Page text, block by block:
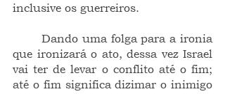
inclusive os guerreiros.
que ironizará o ato, dessa vez Israel
vai ter de levar o conflito até o fim;
até o fim significa dizimar o inimigo